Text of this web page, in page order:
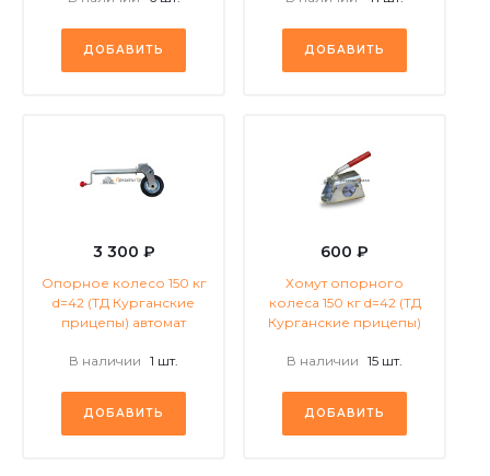
ДОБАВИТЬ ДОБАВИТЬ
3 300 ₽
Опорное колесо 150 кг
d=42 (ТД Курганские
прицепы) автомат
В наличии 1 шт.
ДОБАВИТЬ
600 ₽
Хомут опорного
колеса 150 кг d=42 (ТД
Курганские прицепы)
В наличии 15 шт.
ДОБАВИТЬ